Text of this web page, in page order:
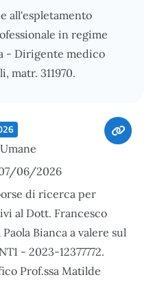
all'espletamento
in regime
- Dirigente medico
matr. 311970.
06/2026
di ricerca per
al Dott. Francesco
Bianca a valere sul
- 2023-12377772.
Prof.ssa Matilde